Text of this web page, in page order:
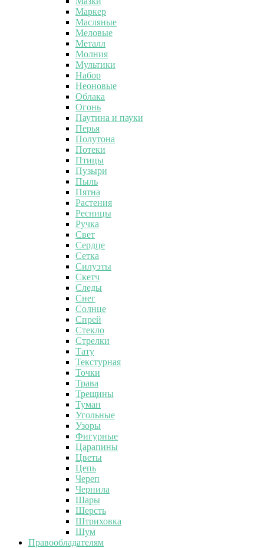
Маркер
Масляные
Меловые
Металл
Молния
Мультики
Набор
Неоновые
Облака
Огонь
Паутина и пауки
Перья
Полутона
Потеки
Птицы
Пузыри
Пыль
Пятна
Растения
Ресницы
Ручка
Свет
Сердце
Сетка
Силуэты
Скетч
Следы
Снег
Солнце
Спрей
Стекло
Стрелки
Тату
Текстурная
Точки
Трава
Трещины
Туман
Угольные
Узоры
Фигурные
Царапины
Цветы
Цепь
Череп
Чернила
Шары
Шерсть
Штриховка
Шум
Правообладателям